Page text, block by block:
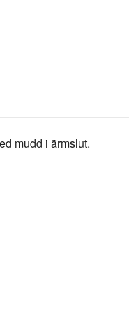
mudd i ärmslut.